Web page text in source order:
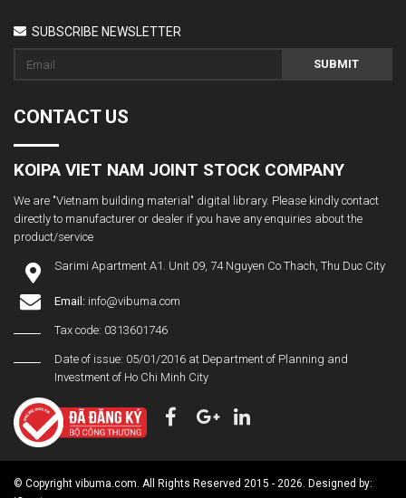
SUBSCRIBE NEWSLETTER
SUBMIT
CONTACT US
KOIPA VIET NAM JOINT STOCK COMPANY
We are "Vietnam building material" digital library. Please kindly contact
directly to manufacturer or dealer if you have any enquiries about the
product/service
Sarimi Apartment A1. Unit 09, 74 Nguyen Co Thach, Thu Duc City
Email: info@vibuma.com
Tax code: 0313601746
Date of issue: 05/01/2016 at Department of Planning and
Investment of Ho Chi Minh City
© Copyright vibuma.com. All Rights Reserved 2015 - 2026. Designed by: